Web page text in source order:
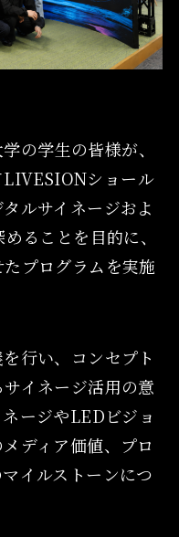
の学生の皆様が、
LIVESIONショール
ルサイネージおよ
ることを目的に、
プログラムを実施
行い、コンセプト
イネージ活用の意
ージやLEDビジョ
ディア価値、プロ
イルストーンにつ